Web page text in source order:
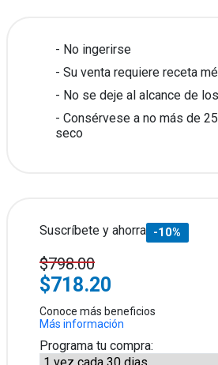
No ingerirse
Su venta requiere receta
No se deje al alcance de
Consérvese a no más de
seco
Suscríbete y ahorra -10%
$798.00
$718.20
Conoce más beneficios
Más información
Programa tu compra: